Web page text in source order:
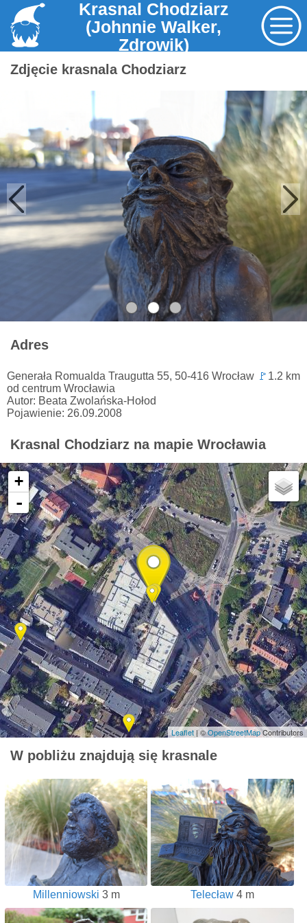
Krasnal Chodziarz
(Johnnie Walker,
Zdrowik)
Zdjęcie krasnala Chodziarz
Adres
Generała Romualda Traugutta 55, 50-416 Wrocław 🚩 1.2 km
od centrum Wrocławia
Autor: Beata Zwolańska-Hołod
Pojawienie: 26.09.2008
Krasnal Chodziarz na mapie Wrocławia
+
-
Leaflet | ©OpenStreetMapContributors
W pobliżu znajdują się krasnale
Millenniowski 3 m Telecław4 m